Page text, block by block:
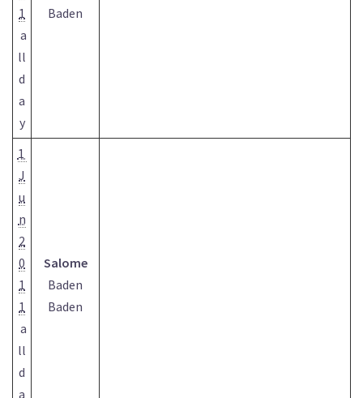
1
a
ll
d
a
y
Baden
1
J
u
n
2
0
1
1
a
ll
d
a
Salome
Baden
Baden